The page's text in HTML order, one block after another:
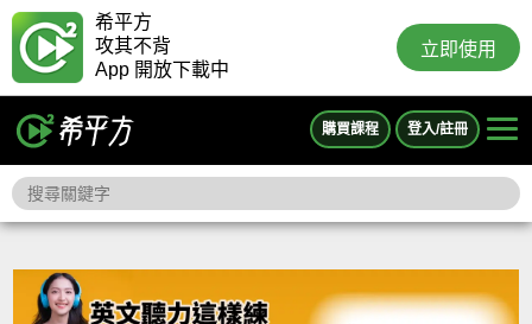
希平方
攻其不背
App 開放下載中
立即使用
購買課程 登入/註冊